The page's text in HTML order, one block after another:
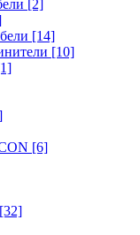
[2]
[14]
[10]
[6]
[32]